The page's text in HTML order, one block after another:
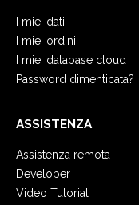
I miei dati
I miei ordini
I miei database cloud
Password dimenticata?
ASSISTENZA
Assistenza remota
Developer
Video Tutorial